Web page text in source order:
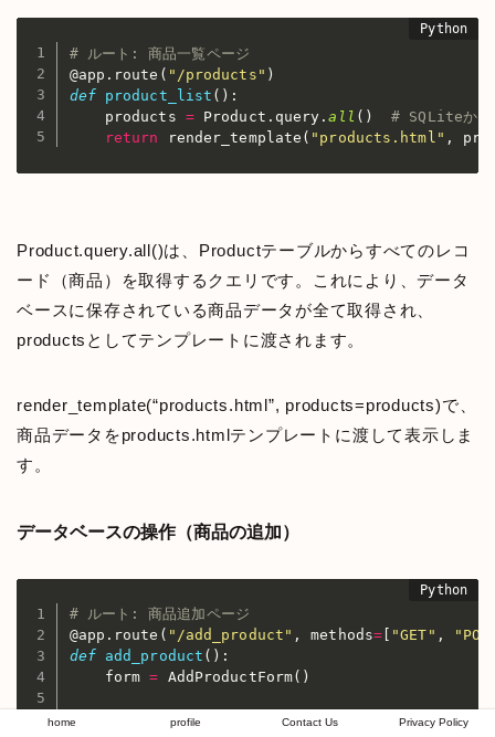
# ルート: 商品一覧ページ
@app . route ( "/products" )
def
product_list ( ) :
    products
= Product . query .all ( )
# SQLiteから
return
render_template ( "products.html" ,
Product.query.all()は、Productテーブルからすべてのレコ
ード（商品）を取得するクエリです。これにより、データ
ベースに保存されている商品データが全て取得され、
productsとしてテンプレートに渡されます。
render_template(“products.html”, products=products)で、
商品データをproducts.htmlテンプレートに渡して表示しま
す。
データベースの操作（商品の追加）
# ルート: 商品追加ページ
@app . route ( "/add_product" , methods= "GET" ,
def
add_product ( ) :
    form
= AddProductForm( )
.validate_on_submit(
home profile Contact Us Privacy Policy